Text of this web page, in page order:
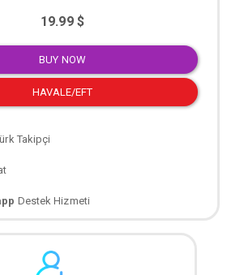
19.99 $
BUY NOW
HAVALE/EFT
Takipçi
Destek Hizmeti